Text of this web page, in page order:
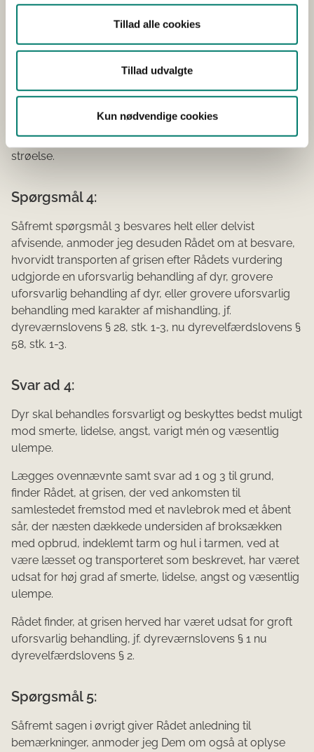
Tillad alle cookies
Tillad udvalgte
Kun nødvendige cookies
Rådet anser svin med brok/udposninger ved
navlestedet med sårdannelser på brokket/udposningen
inden transporten og aflives i besætningen.
Rådet, at grisen ikke var egnet til transport, heller ikke
separeret fra de andre smågrise i et rum med ekstra
strøelse.
Spørgsmål 4:
Såfremt spørgsmål 3 besvares helt eller delvist
afvisende, anmoder jeg desuden Rådet om at besvare,
hvorvidt transporten af grisen efter Rådets vurdering
udgjorde en uforsvarlig behandling af dyr, grovere
uforsvarlig behandling af dyr, eller grovere uforsvarlig
behandling med karakter af mishandling, jf.
dyreværnslovens § 28, stk. 1-3, nu dyrevelfærdslovens §
58, stk. 1-3.
Svar ad 4:
Dyr skal behandles forsvarligt og beskyttes bedst muligt
mod smerte, lidelse, angst, varigt mén og væsentlig
ulempe.
Lægges ovennævnte samt svar ad 1 og 3 til grund,
finder Rådet, at grisen, der ved ankomsten til
samlestedet fremstod med et navlebrok med et åbent
sår, der næsten dækkede undersiden af broksækken
med opbrud, indeklemt tarm og hul i tarmen, ved at
være læsset og transporteret som beskrevet, har været
udsat for høj grad af smerte, lidelse, angst og væsentlig
ulempe.
Rådet finder, at grisen herved har været udsat for groft
uforsvarlig behandling, jf. dyreværnslovens § 1 nu
dyrevelfærdslovens § 2.
Spørgsmål 5:
Såfremt sagen i øvrigt giver Rådet anledning til
bemærkninger, anmoder jeg Dem om også at oplyse